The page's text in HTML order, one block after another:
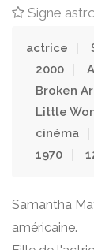
Signe
actrice
2000
Broken
Little
cinéma
1970
Samantha
américaine.